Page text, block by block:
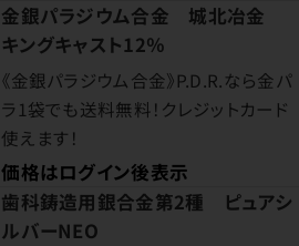
金銀パラジウム合金 城北冶金
キングキャスト12％
《金銀パラジウム合金》P.D.R.なら金パ
ラ1袋でも送料無料！クレジットカード
使えます！
価格はログイン後表示
歯科鋳造用銀合金第2種 ピュアシ
ルバーNEO